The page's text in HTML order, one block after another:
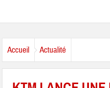
Accueil Actualité